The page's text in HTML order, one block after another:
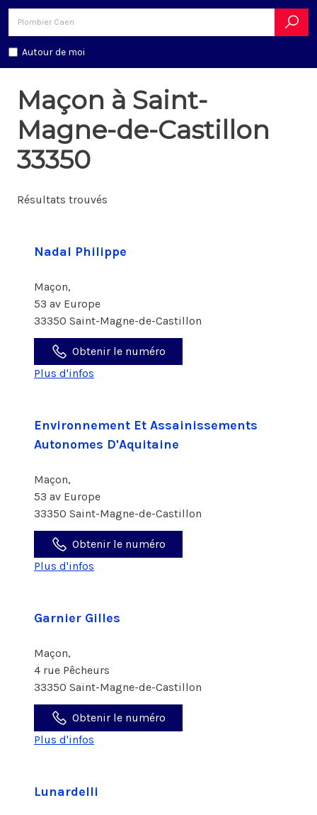
Autour de moi
Maçon à Saint-
Magne-de-Castillon
33350
Résultats trouvés
Nadal Philippe
Maçon,
53 av Europe
33350 Saint-Magne-de-Castillon
Obtenir le numéro
Plus d'infos
Environnement Et Assainissements
Autonomes D'Aquitaine
Maçon,
53 av Europe
33350 Saint-Magne-de-Castillon
Obtenir le numéro
Plus d'infos
Garnier Gilles
Maçon,
4 rue Pêcheurs
33350 Saint-Magne-de-Castillon
Obtenir le numéro
Plus d'infos
Lunardelli